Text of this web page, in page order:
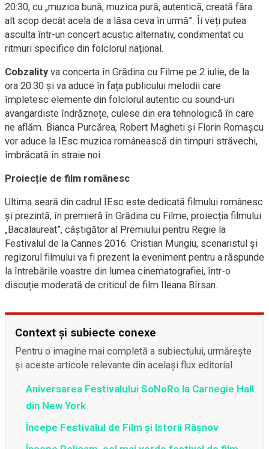
20:30, cu „muzica bună, muzica pură, autentică, creată făra
alt scop decât acela de a lăsa ceva în urmă”. Îi veți putea
asculta într-un concert acustic alternativ, condimentat cu
ritmuri specifice din folclorul național.
Cobzalityva concerta în Grădina cu Filme pe 2 iulie, de la
ora 20:30 și va aduce în fața publicului melodii care
împletesc elemente din folclorul autentic cu sound-uri
avangardiste îndrăznețe, culese din era tehnologică în care
ne aflăm. Bianca Purcărea, Robert Magheti și Florin Romașcu
vor aduce la IEsc muzica românească din timpuri străvechi,
îmbrăcată în straie noi.
Proiecție de film românesc
Ultima seară din cadrul IEsc este dedicată filmului românesc
și prezintă, în premieră în Grădina cu Filme, proiecția filmului
„Bacalaureat”, câștigător al Premiului pentru Regie la
Festivalul de la Cannes 2016. Cristian Mungiu, scenaristul și
regizorul filmului va fi prezent la eveniment pentru a răspunde
la întrebările voastre din lumea cinematografiei, într-o
discuție moderată de criticul de film Ileana Bîrsan.
Context și subiecte conexe
Pentru o imagine mai completă a subiectului, urmărește
și aceste articole relevante din același flux editorial.
Aniversarea Festivalului SoNoRo la Carnegie Hall
din New York
Începe Festivalul de Film și Istorii Râșnov